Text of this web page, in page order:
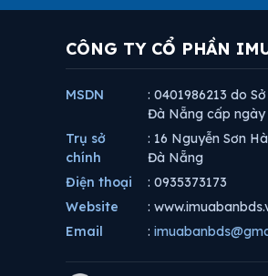
CÔNG TY CỔ PHẦN
MSDN
: 0401986213 do
Đà Nẵng cấp
Trụ sở
chính
: 16 Nguyễn Sơn
Đà Nẵng
Điện thoại
: 0935373173
Website
:
Email
: